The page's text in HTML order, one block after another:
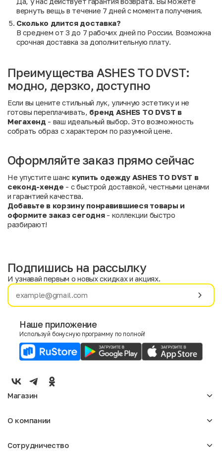
вернуть вещь в течение 7 дней с момента получения.
Сколько длится доставка?
В среднем от 3 до 7 рабочих дней по России. Возможна
срочная доставка за дополнительную плату.
Преимущества ASHES TO DVST:
модно, дерзко, доступно
Если вы цените стильный лук, уличную эстетику и не
готовы переплачивать, бренд ASHES TO DVST в
Мегахенд - ваш идеальный выбор. Это возможность
собрать образ с характером по разумной цене.
Оформляйте заказ прямо сейчас
Не упустите шанс купить одежду ASHES TO DVST в
секонд-хенде - с быстрой доставкой, честными ценами
и гарантией качества.
Добавьте в корзину понравившиеся товары и
оформите заказ сегодня - коллекции быстро
разбирают!
Имя
E-mail
Мужской
Подпишись на рассылку
И узнавай первым о новых скидках и акциях.
Наше приложение
Используй бонусную программу по полной!
Магазин
Мужское
О компании
Отзывы
Сотрудничество